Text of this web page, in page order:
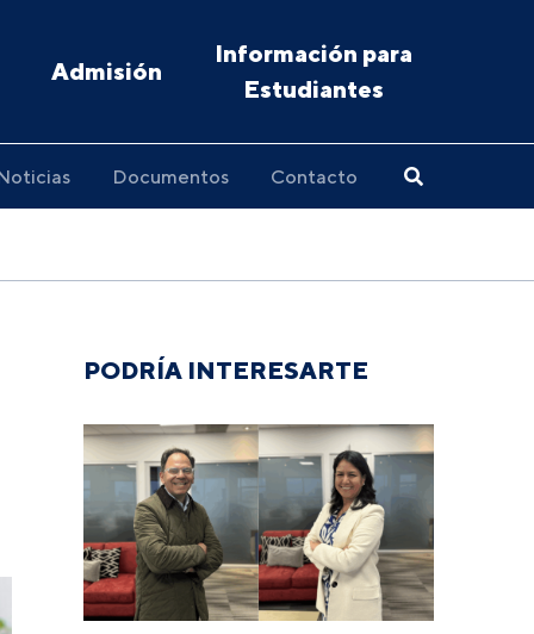
Admisión
Información para
Estudiantes
Documentos Contacto
PODRÍA INTERESARTE